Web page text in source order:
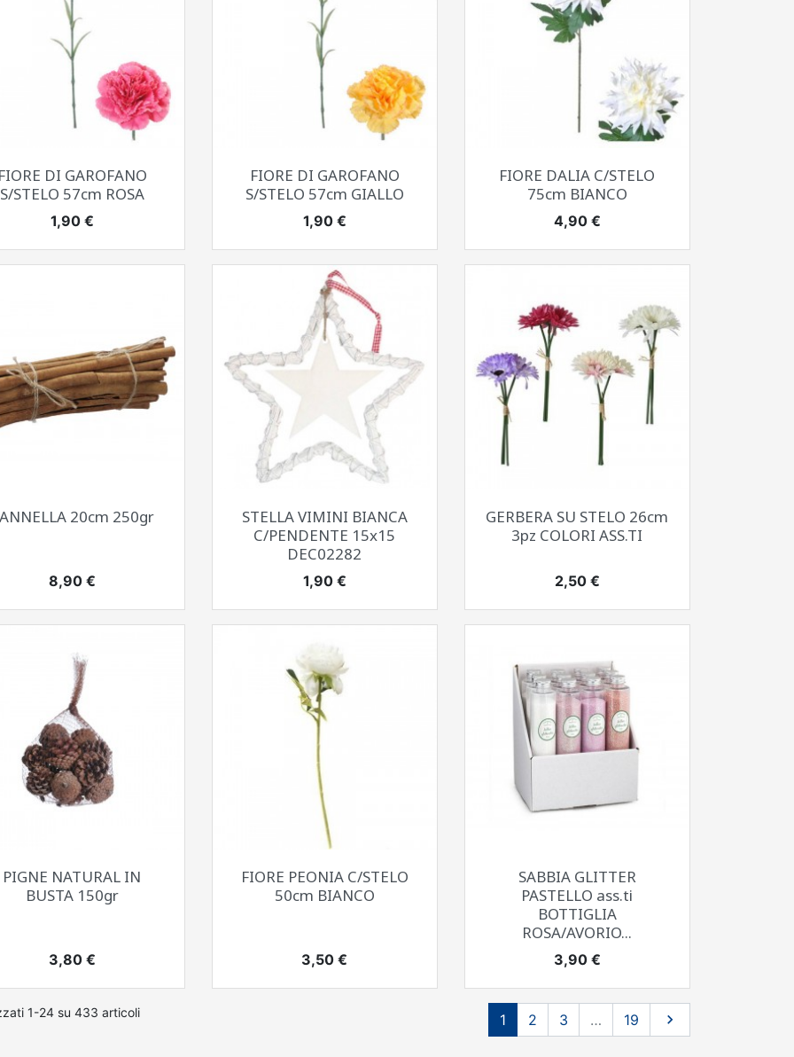
DI GAROFANO
S/STELO 57cm ROSA
Prezzo
1,90 €
FIORE DI GAROFANO
S/STELO 57cm GIALLO
Prezzo
1,90 €
FIORE DALIA C/STELO
75cm BIANCO
Prezzo
4,90 €
20cm 250gr
Prezzo
8,90 €
STELLA VIMINI BIANCA
C/PENDENTE 15x15
DEC02282
Prezzo
1,90 €
GERBERA SU STELO 26cm
3pz COLORI ASS.TI
Prezzo
2,50 €
PIGNE NATURAL IN
BUSTA 150gr
Prezzo
3,80 €
FIORE PEONIA C/STELO
50cm BIANCO
Prezzo
3,50 €
SABBIA GLITTER
PASTELLO ass.ti
BOTTIGLIA
ROSA/AVORIO...
Prezzo
3,90 €
1-24 su 433 articoli 1 2 3 … 19 Successivo
